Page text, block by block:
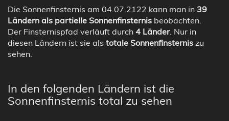
Die Sonnenfinsternis am 04.07.2122 kann man in 39
Ländern als partielle Sonnenfinsternis beobachten.
Der Finsternispfad verläuft durch 4 Länder. Nur in
diesen Ländern ist sie als totale Sonnenfinsternis zu
sehen.
In den folgenden Ländern ist die
Sonnenfinsternis total zu sehen